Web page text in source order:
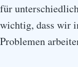
für
wichtig, dass wir
Problemen